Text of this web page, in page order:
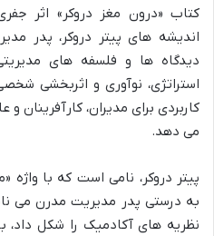
کتاب «درون مغز دروکر» اثر
اندیشه های پیتر دروکر، پدر
دیدگاه ها و فلسفه های
استراتژی، نوآوری و اثربخشی
کاربردی برای مدیران، کارآفرینان
می دهد.
پیتر دروکر، نامی است که با
به درستی پدر مدیریت مدرن می
نظریه های آکادمیک را شکل داد،